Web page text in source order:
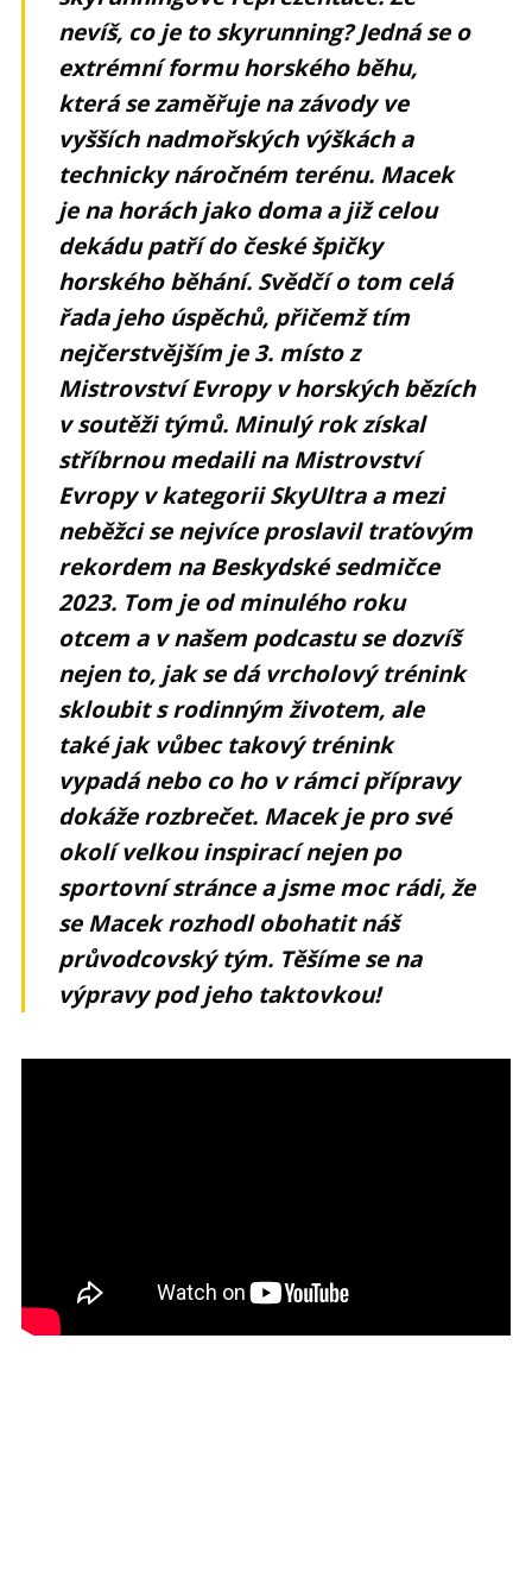
nevíš, co je to skyrunning? Jedná se o
extrémní formu horského běhu,
která se zaměřuje na závody ve
vyšších nadmořských výškách a
technicky náročném terénu. Macek
je na horách jako doma a již celou
dekádu patří do české špičky
horského běhání. Svědčí o tom celá
řada jeho úspěchů, přičemž tím
nejčerstvějším je 3. místo z
Mistrovství Evropy v horských bězích
v soutěži týmů. Minulý rok získal
stříbrnou medaili na Mistrovství
Evropy v kategorii SkyUltra a mezi
neběžci se nejvíce proslavil traťovým
rekordem na Beskydské sedmičce
2023. Tom je od minulého roku
otcem a v našem podcastu se dozvíš
nejen to, jak se dá vrcholový trénink
skloubit s rodinným životem, ale
také jak vůbec takový trénink
vypadá nebo co ho v rámci přípravy
dokáže rozbrečet. Macek je pro své
okolí velkou inspirací nejen po
sportovní stránce a jsme moc rádi, že
se Macek rozhodl obohatit náš
průvodcovský tým. Těšíme se na
výpravy pod jeho taktovkou!